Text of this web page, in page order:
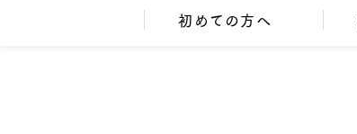
初めての方へ